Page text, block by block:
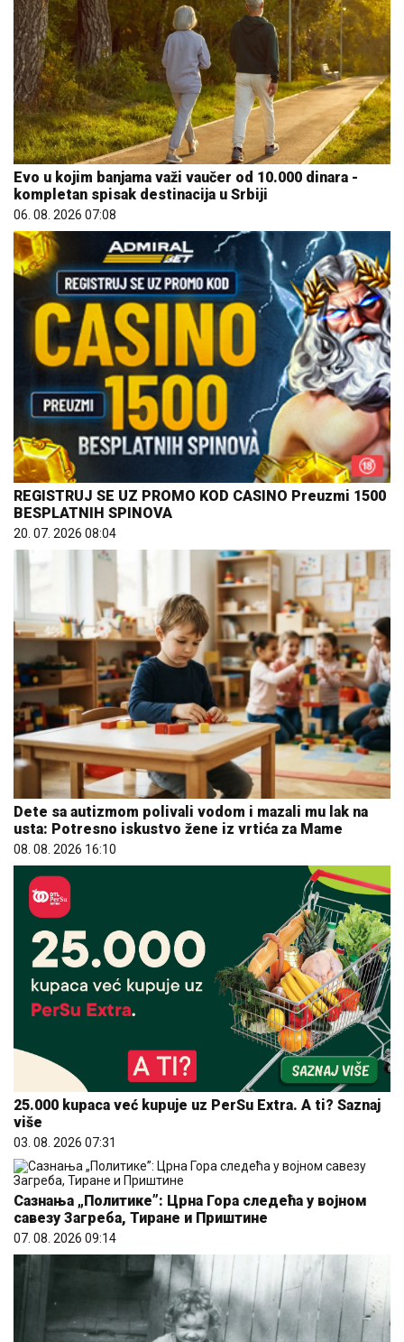
Evo u kojim banjama važi vaučer od 10.000 dinara -
kompletan spisak destinacija u Srbiji
06. 08. 2026 07:08
REGISTRUJ SE UZ PROMO KOD CASINO Preuzmi 1500
BESPLATNIH SPINOVA
20. 07. 2026 08:04
Dete sa autizmom polivali vodom i mazali mu lak na
usta: Potresno iskustvo žene iz vrtića za Mame
08. 08. 2026 16:10
25.000 kupaca već kupuje uz PerSu Extra. A ti? Saznaj
više
03. 08. 2026 07:31
Сазнања „Политике”: Црна Гора следећа у војном
савезу Загреба, Тиране и Приштине
07. 08. 2026 09:14